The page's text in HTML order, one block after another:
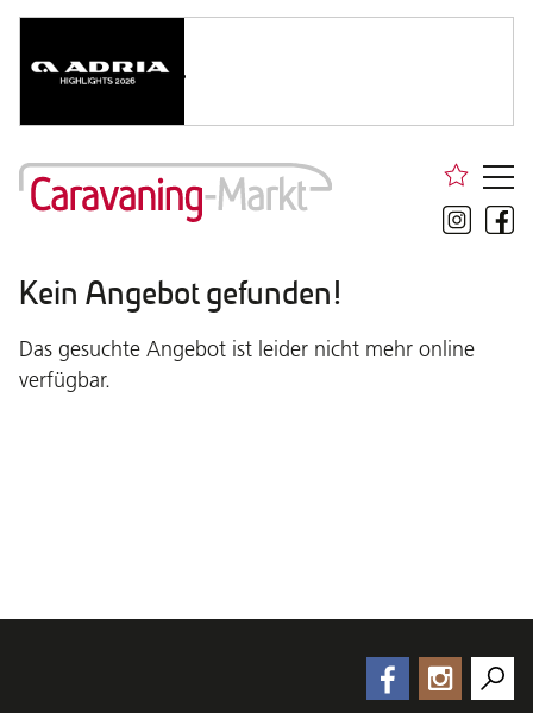
Kein Angebot gefunden!
Das gesuchte Angebot ist leider nicht mehr online
verfügbar.